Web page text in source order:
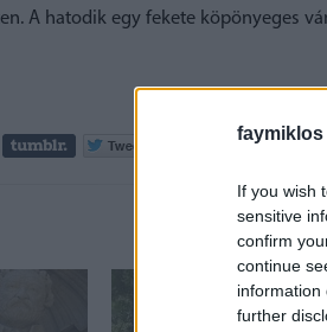
faymiklos
If you wish
sensitive
confirm
continue
information
further
A hatodik egy fekete köpönyeges
Tetszik